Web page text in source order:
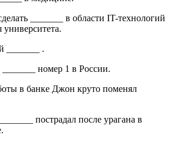
_______ в области IT-технологий
университета.
_______ .
номер 1 в России.
в банке Джон круто поменял
пострадал после урагана в